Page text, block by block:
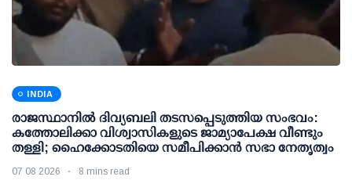
INDIA
രാജസ്ഥാനിൽ ദിവ്യബലി തടസപ്പെടുത്തിയ സംഭവം:
കത്തോലിക്കാ വിശ്വാസികളുടെ ജാമ്യാപേക്ഷ വീണ്ടും
തള്ളി; ഹൈക്കോടതിയെ സമീപിക്കാൻ സഭാ നേതൃത്വം
07 08 2026 8 mins read